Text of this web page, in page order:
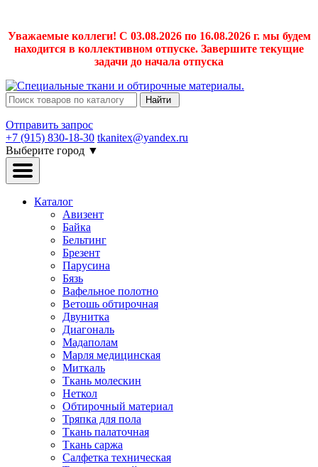
Уважаемые коллеги! С 03.08.2026 по 16.08.2026 г. мы будем
находится в коллективном отпуске. Завершите текущие
задачи до начала отпуска
Найти
Отправить запрос
+7 (915) 830-18-30 tkanitex@yandex.ru
Выберите город ▼
Каталог
Авизент
Байка
Бельтинг
Брезент
Парусина
Бязь
Вафельное полотно
Ветошь обтирочная
Двунитка
Диагональ
Мадаполам
Марля медицинская
Миткаль
Ткань молескин
Неткол
Обтирочный материал
Тряпка для пола
Ткань палаточная
Ткань саржа
Салфетка техническая